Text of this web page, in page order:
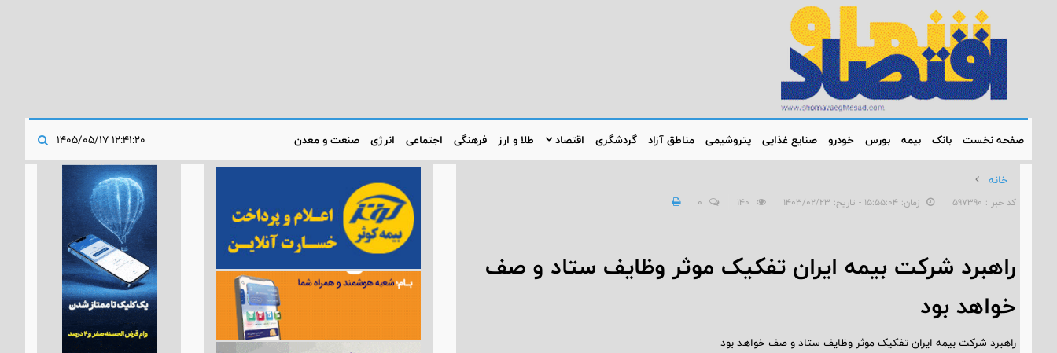
صفحه نخست بانک بیمه بورس خودرو صنایع غذایی پتروشیمی مناطق آزاد گردشگری اقتصاد طلا و ارز فرهنگی اجتماعی انرژی صنعت و معدن
خانه
کد خبر : 597390 زمان: ۱۵:۵۵:۰۴ - تاریخ: ۱۴۰۳/۰۲/۲۳ 0
راهبرد شرکت بیمه ایران تفکیک موثر وظایف ستاد و صف
خواهد بود
راهبرد شرکت بیمه ایران تفکیک موثر وظایف ستاد و صف خواهد بود